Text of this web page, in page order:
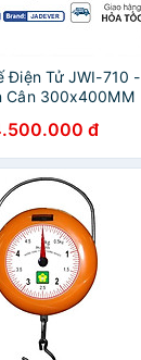
Điện Tử JWI-710 -
Cân 300x400MM
đ